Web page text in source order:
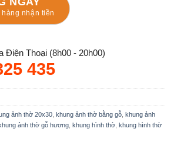
nhận tiền
Điện Thoại (8h00 - 20h00)
435
ảnh thờ 20x30 khung ảnh thờ bằng gỗ khung ảnh
ảnh thờ gỗ hương khung hình thờ khung hình thờ